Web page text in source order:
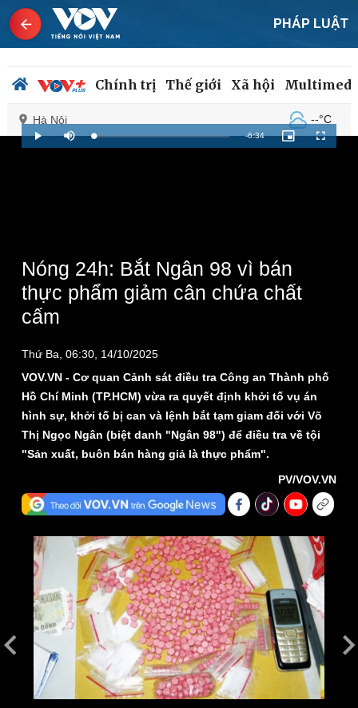
PHÁP LUẬT
Chính trị Thế giới Xã hội
Hà Nội --°C
Nhận diện sự thật
Dấu ấn VOV
Việc làm
Biển đảo
Thế giới
Quan sát
Cuộc sống đó đây
Hồ sơ
Multimedia
Video
Ảnh
E-Magazine
Infographic
Play Mute Loaded:
1.52%
Remaining
-6:34
Picture-
in-
Fullscreen
Nóng 24h: Bắt Ngân 98 vì bán
thực phẩm giảm cân chứa chất
cấm
Thứ Ba, 06:30, 14/10/2025
VOV.VN - Cơ quan Cảnh sát điều tra Công an Thành phố
Hồ Chí Minh (TP.HCM) vừa ra quyết định khởi tố vụ án
hình sự, khởi tố bị can và lệnh bắt tạm giam đối với Võ
Thị Ngọc Ngân (biệt danh "Ngân 98") để điều tra về tội
"Sản xuất, buôn bán hàng giả là thực phẩm".
PV/VOV.VN